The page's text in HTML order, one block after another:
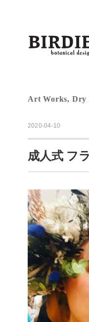
Art Works, Dry
2020-04-10
成人式 フ